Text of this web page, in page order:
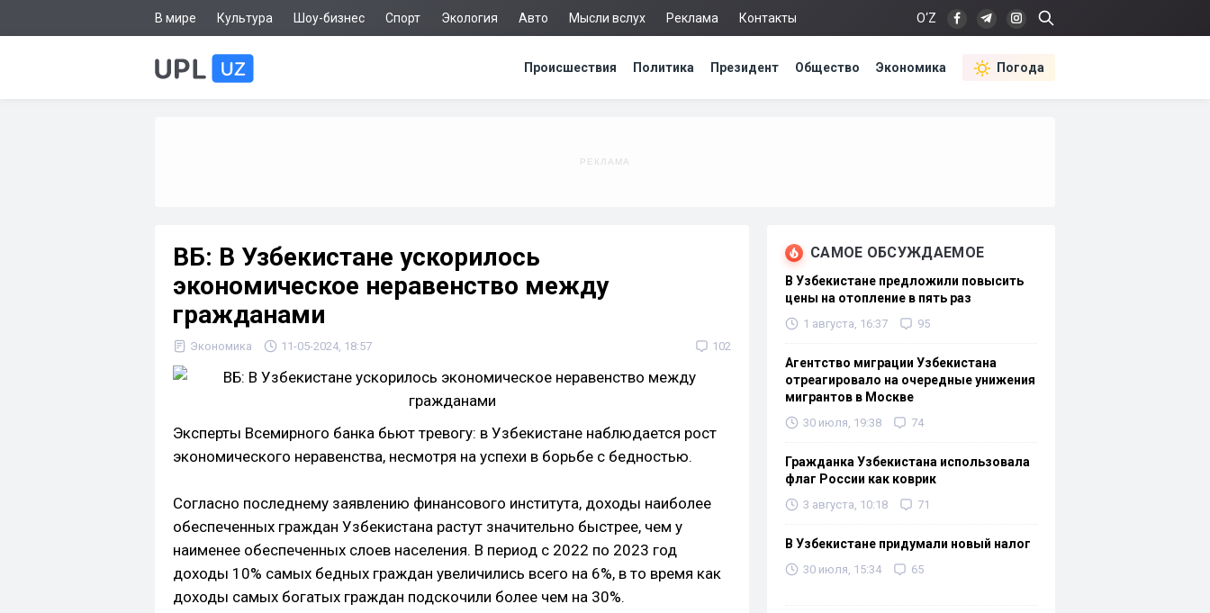
В мире Культура Шоу-бизнес Спорт Экология Авто Мысли вслух Реклама Контакты O‘Z
Происшествия Политика Президент Общество Экономика Погода
ВБ: В Узбекистане ускорилось
экономическое неравенство между
гражданами
Экономика 11-05-2024, 18:57 102
Эксперты Всемирного банка бьют тревогу: в Узбекистане наблюдается рост
экономического неравенства, несмотря на успехи в борьбе с бедностью.
Согласно последнему заявлению финансового института, доходы наиболее
обеспеченных граждан Узбекистана растут значительно быстрее, чем у
наименее обеспеченных слоев населения. В период с 2022 по 2023 год
доходы 10% самых бедных граждан увеличились всего на 6%, в то время как
доходы самых богатых граждан подскочили более чем на 30%.
САМОЕ ОБСУЖДАЕМОЕ
В Узбекистане предложили повысить
цены на отопление в пять раз
1 августа, 16:37 95
Агентство миграции Узбекистана
отреагировало на очередные унижения
мигрантов в Москве
30 июля, 19:38 74
Гражданка Узбекистана использовала
флаг России как коврик
3 августа, 10:18 71
В Узбекистане придумали новый налог
30 июля, 15:34 65